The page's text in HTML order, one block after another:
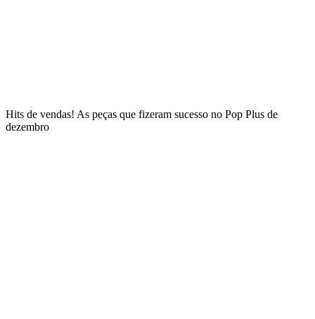
Hits de vendas! As peças que fizeram sucesso no Pop Plus de
dezembro